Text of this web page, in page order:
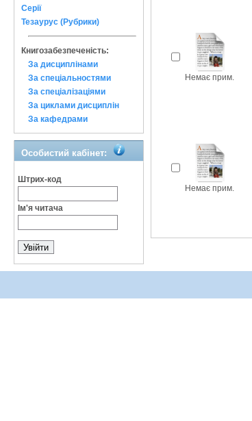
Серії
Тезаурус (Рубрики)
Книгозабезпеченість:
За дисциплінами
За спеціальностями
За спеціалізаціями
За циклами дисциплін
За кафедрами
Особистий кабінет:
Штрих-код
Ім'я читача
Немає прим.
Немає прим.